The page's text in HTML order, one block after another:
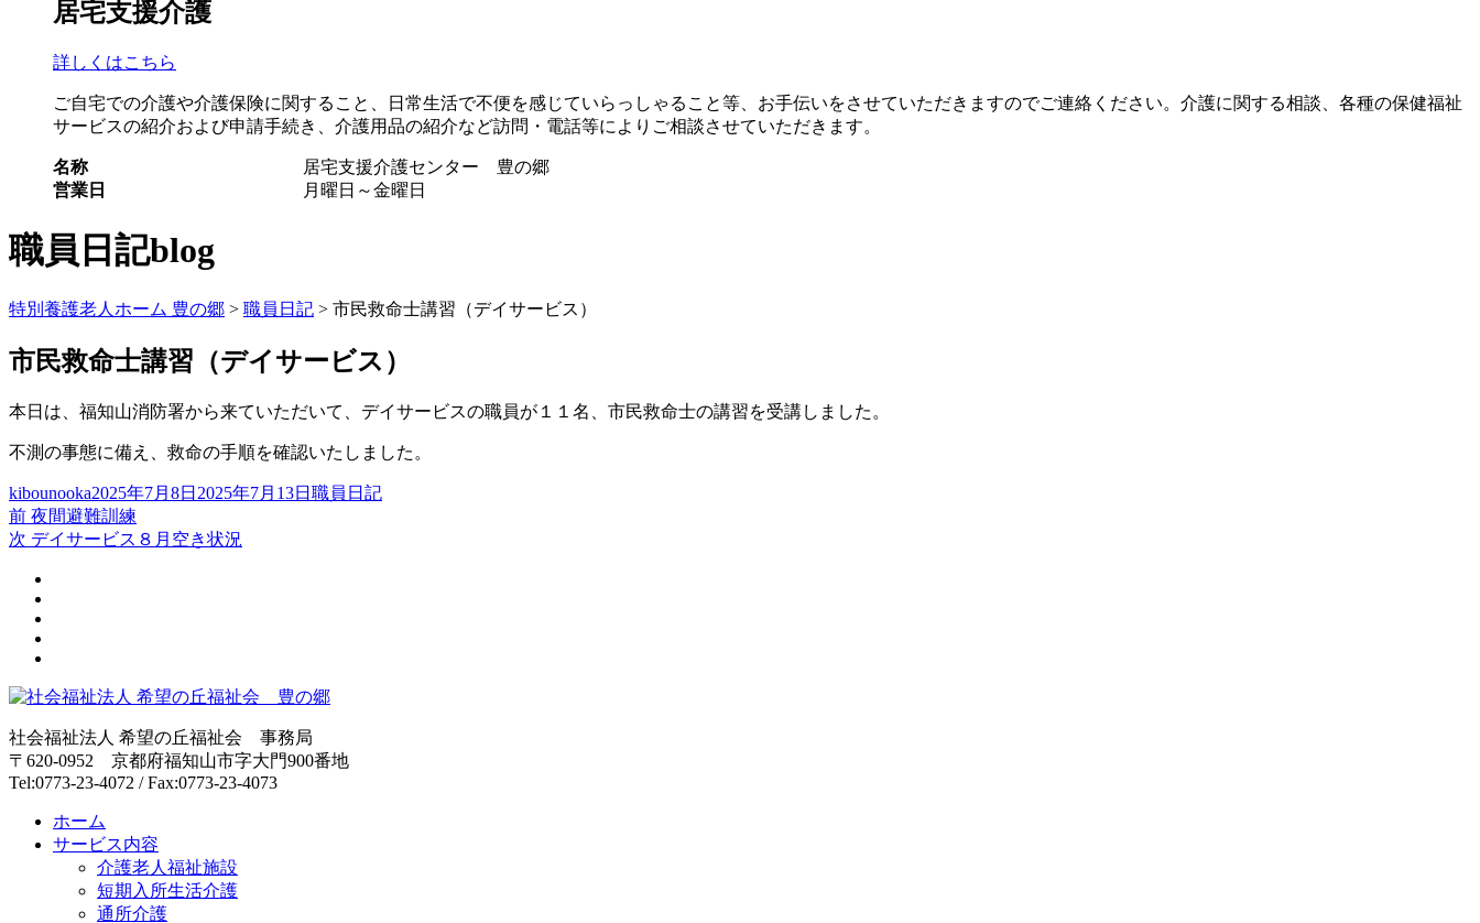
居宅支援介護
詳しくはこちら
ご自宅での介護や介護保険に関すること、日常生活で不便を感じていらっしゃること等、お手伝いをさせていただきますのでご連絡ください。介護に関する相談、各種の保健福祉
サービスの紹介および申請手続き、介護用品の紹介など訪問・電話等によりご相談させていただきます。
名称
居宅支援介護センター 豊の郷
営業日
月曜日～金曜日
職員日記blog
特別養護老人ホーム 豊の郷 > 職員日記 > 市民救命士講習（デイサービス）
市民救命士講習（デイサービス）
本日は、福知山消防署から来ていただいて、デイサービスの職員が１１名、市民救命士の講習を受講しました。
不測の事態に備え、救命の手順を確認いたしました。
投
稿
者
kibounooka投
稿
日:
2025年7月8日 2025年7月13日 カ
職員日記
投
稿
ー
シ
ョ
前 過
去
投
稿:
夜間避難訓練
次 次
投
稿:
デイサービス８月空き状況
社会福祉法人 希望の丘福祉会 事務局
〒620-0952 京都府福知山市字大門900番地
Tel:0773-23-4072 / Fax:0773-23-4073
ホーム
サービス内容
介護老人福祉施設
短期入所生活介護
通所介護